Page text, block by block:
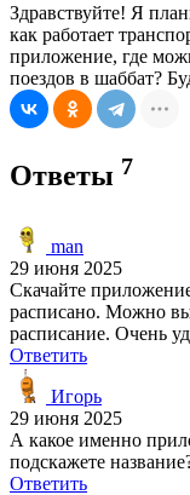
Здравствуйте! Я
как работает
приложение, где
поездов в шаббат?
Ответы 7
man
29 июня 2025
Скачайте
расписано. Можно
расписание. Очень
Ответить
Игорь
29 июня 2025
А какое именно
подскажете
Ответить